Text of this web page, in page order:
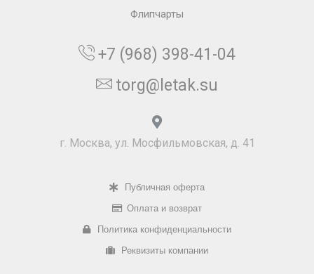
Флипчарты
+7 (968) 398-41-04
torg@letak.su
г. Москва, ул. Мосфильмовская, д. 41
Публичная оферта
Оплата и возврат
Политика конфиденциальности
Реквизиты компании